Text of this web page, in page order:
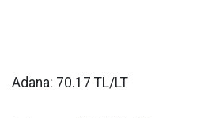
Adana: 70.17 TL/LT